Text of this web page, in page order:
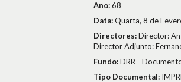
Ano:68
Data:Quarta, 8 de
Directores:Director:
Director Adjunto:
Fundo:DRR -
Tipo Documental: